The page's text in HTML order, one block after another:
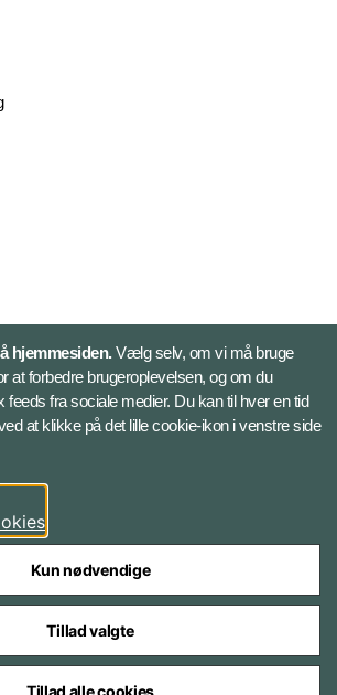
under Forsvarsministeriet
hjemmesiden.Vælg selv, om vi må bruge
at forbedre brugeroplevelsen, og om du
feeds fra sociale medier. Du kan til hver en tid
at klikke på det lille cookie-ikon i venstre side
Kun nødvendige
Tillad valgte
Tillad alle cookies